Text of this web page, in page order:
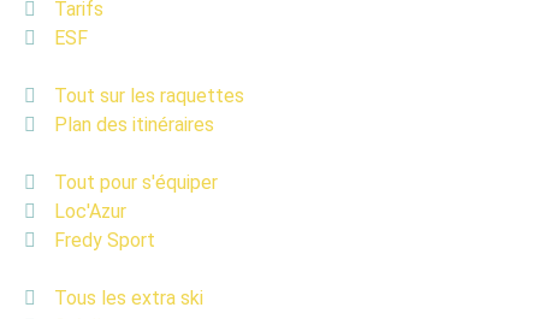
Tarifs
ESF
Tout sur les raquettes
Plan des itinéraires
Tout pour s'équiper
Loc'Azur
Fredy Sport
Tous les extra ski